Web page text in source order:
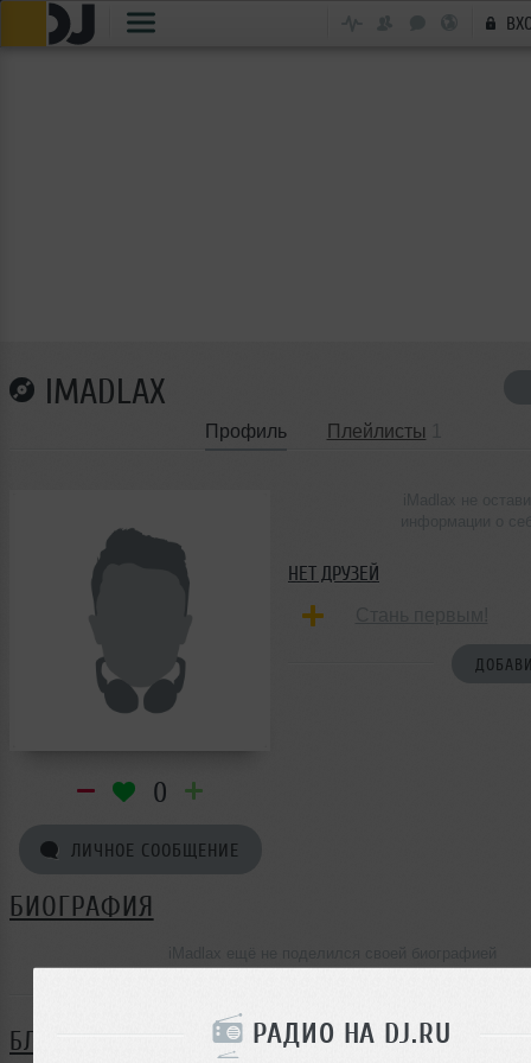
РАДИО НА DJ.RU
IMADLAX
Профиль Плейлисты
0
ЛИЧНОЕ СООБЩЕНИЕ
НЕТ ДРУЗЕЙ
БИОГРАФИЯ
БЛОГ